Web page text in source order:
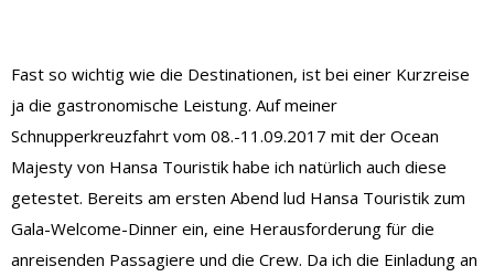
Fast so wichtig wie die Destinationen, ist bei einer Kurzreise
ja die gastronomische Leistung. Auf meiner
Schnupperkreuzfahrt vom 08.-11.09.2017 mit der Ocean
Majesty von Hansa Touristik habe ich natürlich auch diese
getestet. Bereits am ersten Abend lud Hansa Touristik zum
Gala-Welcome-Dinner ein, eine Herausforderung für die
anreisenden Passagiere und die Crew. Da ich die Einladung an